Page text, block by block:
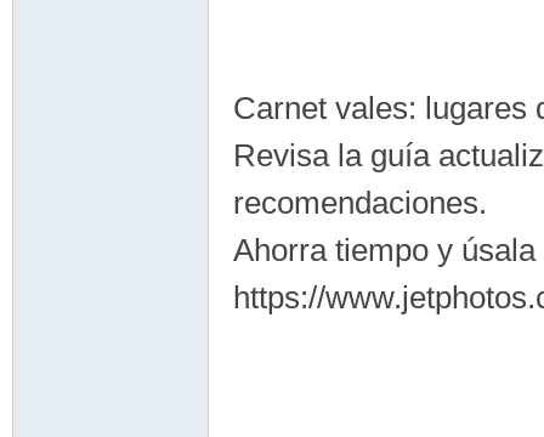
Carnet vales: lugares
Revisa la guía
recomendaciones.
Ahorra tiempo y
https://